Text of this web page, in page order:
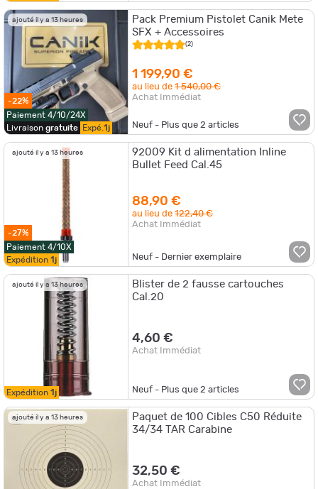
ajouté il y a 13 heures
-22%
Paiement 4/10/24X
Livraison gratuite Expé. 1j
Pack Premium Pistolet Canik Mete
SFX + Accessoires
(2)
1 199,90 €
au lieu de1 540,00 €
Achat Immédiat
Neuf - Plus que2 articles
ajouté il y a 13 heures
-27%
Paiement 4/10X
Expédition 1j
92009 Kit d alimentation Inline
Bullet Feed Cal.45
88,90 €
au lieu de122,40 €
Achat Immédiat
Neuf - Dernier exemplaire
ajouté il y a 13 heures
Expédition 1j
Blister de 2 fausse cartouches
Cal.20
4,60 €
Achat Immédiat
Neuf - Plus que2 articles
ajouté il y a 13 heures
Paquet de 100 Cibles C50 Réduite
34/34 TAR Carabine
32,50 €
Achat Immédiat